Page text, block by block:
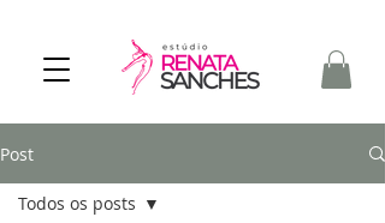
Post
Todos os posts